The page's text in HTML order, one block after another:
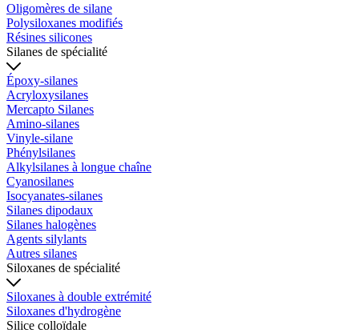
Oligomères de silane
Polysiloxanes modifiés
Résines silicones
Silanes de spécialité
Époxy-silanes
Acryloxysilanes
Mercapto Silanes
Amino-silanes
Vinyle-silane
Phénylsilanes
Alkylsilanes à longue chaîne
Cyanosilanes
Isocyanates-silanes
Silanes dipodaux
Silanes halogènes
Agents silylants
Autres silanes
Siloxanes de spécialité
Siloxanes à double extrémité
Siloxanes d'hydrogène
Silice colloïdale